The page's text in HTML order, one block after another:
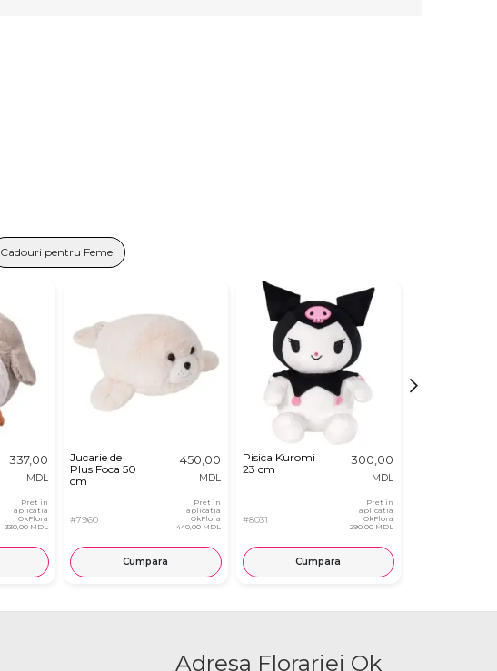
Cadouri pentru Femei
337,00
MDL
Pret in
aplicatia
OkFlora
330,00 MDL
Jucarie de
Plus Foca 50
cm
#7960
450,00
MDL
Pret in
aplicatia
OkFlora
440,00 MDL
Cumpara
Pisica Kuromi
23 cm
#8031
300,00
MDL
Pret in
aplicatia
OkFlora
290,00 MDL
Cumpara
Adresa Florariei Ok